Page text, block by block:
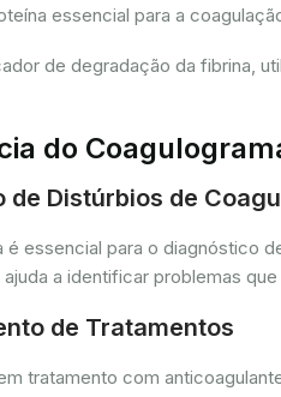
essencial para a
de degradação da fibrina,
do
de Distúrbios de
é essencial para o diagnóstico
a identificar problemas
de Tratamentos
tratamento com